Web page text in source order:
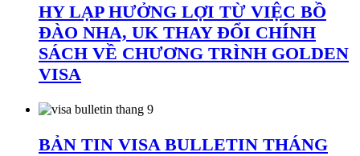
HY LẠP HƯỞNG LỢI TỪ VIỆC BỒ
ĐÀO NHA, UK THAY ĐỔI CHÍNH
SÁCH VỀ CHƯƠNG TRÌNH GOLDEN
VISA
BẢN TIN VISA BULLETIN THÁNG